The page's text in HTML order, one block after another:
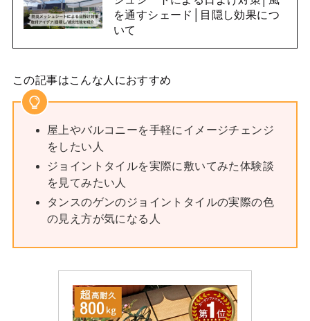
を通すシェード│目隠し効果につ
いて
この記事はこんな人におすすめ
屋上やバルコニーを手軽にイメージチェンジ
をしたい人
ジョイントタイルを実際に敷いてみた体験談
を見てみたい人
タンスのゲンのジョイントタイルの実際の色
の見え方が気になる人